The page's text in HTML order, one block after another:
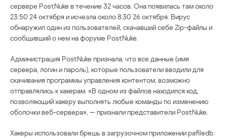
сервере PostNuke в течение 32 часов. Она появилась там около
23:50 24 октября и исчезла около 8:30 26 октября. Вирус
обнаружил один из пользователей, скачавший себе Zip-файлы и
сообщивший о нем на форуме PostNuke.
Администрация PostNuke признала, что все данные (имя
сервера, логин и пароль), которые пользователи вводили для
скачивания программы управления контентом, возможно
отправлялись к хакерам. «В одном из файлов находился код,
позволяющий хакеру выполнять любые команды по изменению
оболочки веб-сервера», — признали представители PostNuke.
Хакеры использовали брешь в загрузочном приложении pafiledb.